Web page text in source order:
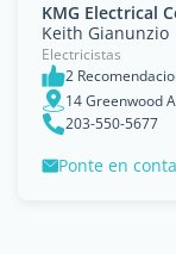
KMG Electrical
Keith Gianunzio
Electricistas
2
14 Greenwood
203-550-5677
Ponte en